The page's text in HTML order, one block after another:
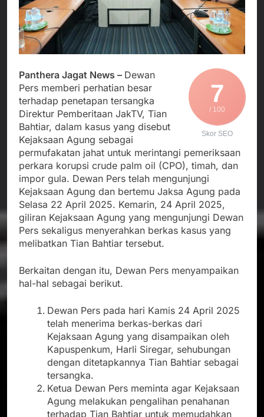
Posko Pusat Tg. Perak
Surabaya
melalui Komite Sekolah,
Disorot karena Dinilai
Bertentangan dengan
Edaran Disdik Jabar
Agustus 4, 2026
Ketua Umum FSP
Maritim Indonesia
Bantah Isu Mogok
Nasional TKBM: “Belum
Agustus 3, 2026
Menjalin Harmoni di
Tanah Sukaresmi: Kala
Mina Padi, P2L, dan
Gotong Royong
Menggerakkan Ekonomi
Desa
Agustus 3, 2026
Korban Tenggelam di
Perairan Giligenting
Ditemukan, Polisi
Pastikan Penanganan
Berjalan Sesuai
Prosedur
Agustus 3, 2026
7
/ 100
Skor SEO
Panthera Jagat News – Dewan
Pers memberi perhatian besar
terhadap penetapan tersangka
Direktur Pemberitaan JakTV, Tian
Bahtiar, dalam kasus yang disebut
Kejaksaan Agung sebagai
permufakatan jahat untuk merintangi pemeriksaan
perkara korupsi crude palm oil (CPO), timah, dan
impor gula. Dewan Pers telah mengunjungi
Kejaksaan Agung dan bertemu Jaksa Agung pada
Selasa 22 April 2025. Kemarin, 24 April 2025,
giliran Kejaksaan Agung yang mengunjungi Dewan
Pers sekaligus menyerahkan berkas kasus yang
melibatkan Tian Bahtiar tersebut.
Berkaitan dengan itu, Dewan Pers menyampaikan
hal-hal sebagai berikut.
Dewan Pers pada hari Kamis 24 April 2025
telah menerima berkas-berkas dari
Kejaksaan Agung yang disampaikan oleh
Kapuspenkum, Harli Siregar, sehubungan
dengan ditetapkannya Tian Bahtiar sebagai
tersangka.
Ketua Dewan Pers meminta agar Kejaksaan
Agung melakukan pengalihan penahanan
terhadap Tian Bahtiar untuk memudahkan